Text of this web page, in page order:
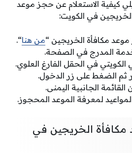
كيفية الاستعلام عن حجز موعد
الخريجين في الكويت:
مكافأة الخريجين “من هنا“.
المدرج في الصفحة.
الكويتي في الحقل الفارغ العلوي.
ثم الضغط على زر الدخول.
الجانبية اليمنى.
لمعرفة الموعد المحجوز.
الخريجين في